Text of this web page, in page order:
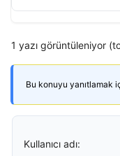
1 yazı görüntüleniyor
Bu konuyu yanıtlamak
Kullanıcı adı: